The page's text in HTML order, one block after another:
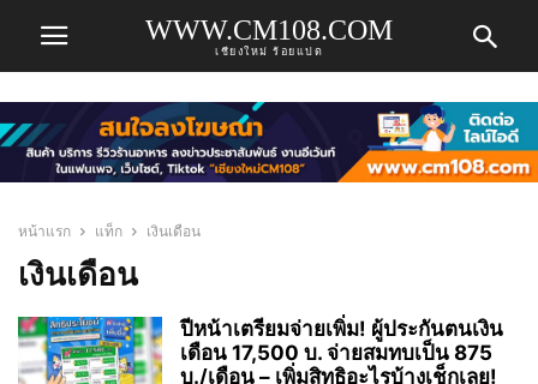
WWW.CM108.COM
เชียงใหม่ ร้อยแปด
หน้าแรก แท็ก เงินเดือน
เงินเดือน
ปีหน้าเตรียมจ่ายเพิ่ม! ผู้ประกันตนเงิน
เดือน 17,500 บ. จ่ายสมทบเป็น 875
บ./เดือน – เพิ่มสิทธิอะไรบ้างเช็กเลย!